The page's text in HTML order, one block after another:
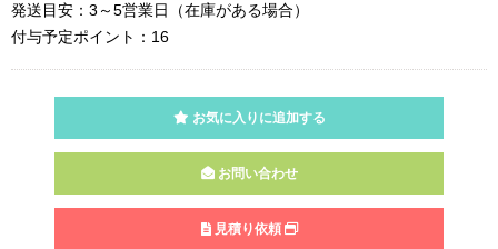
発送目安：3～5営業日（在庫がある場合）
付与予定ポイント：16
お気に入りに追加する
お問い合わせ
見積り依頼